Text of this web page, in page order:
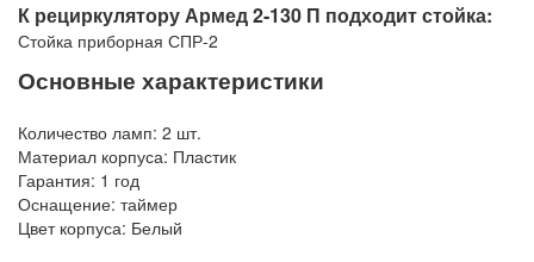
К рециркулятору Армед 2-130 П подходит стойка:
Стойка приборная СПР-2
Основные характеристики
Количество ламп: 2 шт.
Материал корпуса: Пластик
Гарантия: 1 год
Оснащение: таймер
Цвет корпуса: Белый